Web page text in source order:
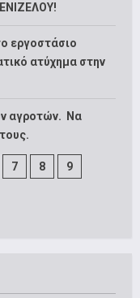
εργοστάσιο
ατύχημα στην
αγροτών. Να
7 8 9